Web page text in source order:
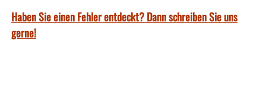
Haben Sie einen Fehler entdeckt? Dann schreiben Sie uns
gerne!